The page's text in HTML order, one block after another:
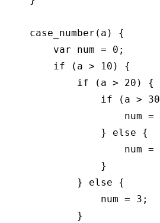
    case_number(a) {
var num = 0 ;
if (a > 10 ) {
if (a > 20 ) {
if (a > 30
                    num =
                }
else {
                    num =
                }
            }
else {
                num =
3 ;
            }